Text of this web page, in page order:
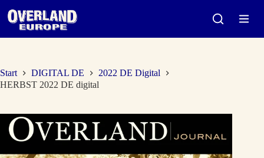
Start
DIGITAL DE
2022 DE Digital
HERBST 2022 DE digital